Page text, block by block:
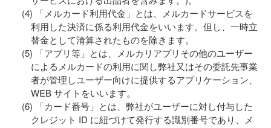
「メルカード利用代金」とは、メルカードサービスを
利用した決済に係る利用代金をいいます。但し、一時立
替金として清算されたものを除きます。
「アプリ等」とは、メルカリアプリその他のユーザー
によるメルカードの利用に関し弊社又はその委託先事業
者が管理しユーザー向けに提供するアプリケーション、
WEB サイトをいいます。
「カード番号」とは、弊社がユーザーに対し付与した
クレジット ID に紐づけて発行する識別番号であり、メ